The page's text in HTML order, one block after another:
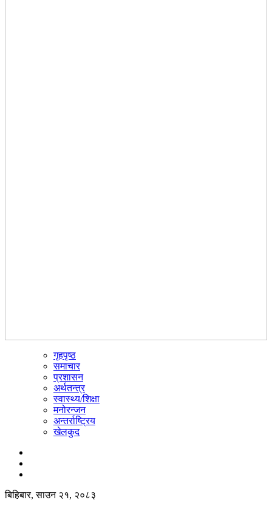
गृहपृष्ठ
समाचार
प्रशासन
अर्थतन्त्र
स्वास्थ्य/शिक्षा
मनोरन्जन
अन्तर्राष्ट्रिय
खेलकुद
बिहिबार, साउन २१, २०८३